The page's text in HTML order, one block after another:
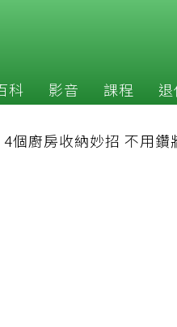
科 影音 課程
個廚房收納妙招 不用鑽